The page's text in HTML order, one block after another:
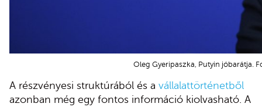
Oleg Gyeripaszka, Putyin jóbarátja.
A részvényesi struktúrából és a vállalattörténetből
azonban még egy fontos információ kiolvasható. A